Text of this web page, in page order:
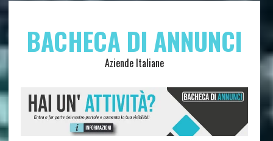
BACHECA DI ANNUNCI
Aziende Italiane